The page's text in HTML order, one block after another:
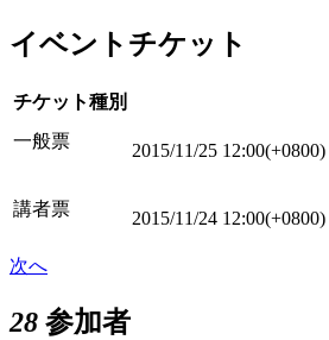
イベントチケット
チケット種別
一般票
2015/11/25 12:00(+0800)
講者票 2015/11/24 12:00(+0800)
次へ
28 参加者